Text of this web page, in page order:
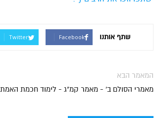
שתף אותנו Facebook
Twitter
המאמר הבא
מאמרי הסולם ב' - מאמר קמ"ג - לימוד חכמת האמת